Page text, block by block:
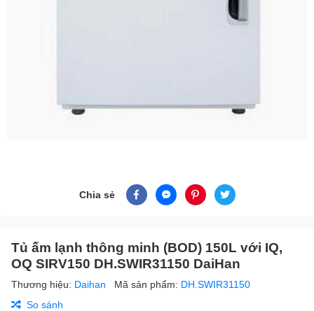
Chia sẻ
Tủ ấm lạnh thông minh (BOD) 150L với IQ,
OQ SIRV150 DH.SWIR31150 DaiHan
Thương hiệu: Daihan Mã sản phẩm: DH.SWIR31150
So sánh